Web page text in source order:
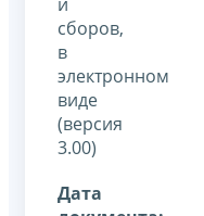
сборов,
в
электронном
виде
(версия
3.00)
Дата